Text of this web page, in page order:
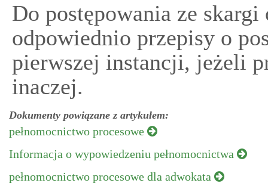
Do postępowania ze
odpowiednio przepisy o
pierwszej instancji, jeżeli
inaczej.
Dokumenty powiązane z artykułem:
pełnomocnictwo procesowe
Informacja o wypowiedzeniu pełnomocnictwa
pełnomocnictwo procesowe dla adwokata